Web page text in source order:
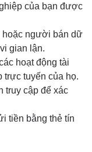
của bạn được
hoặc người bán dữ
gian lận.
hoạt động tài
trực tuyến của họ.
truy cập để xác
tiền bằng thẻ tín